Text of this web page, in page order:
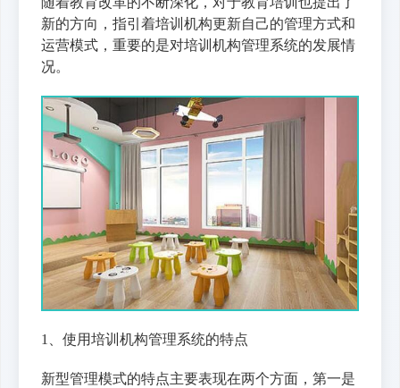
新的方向，指引着培训机构更新自己的管理方式和
运营模式，重要的是对培训机构管理系统的发展情
况。
1、使用培训机构管理系统的特点
新型管理模式的特点主要表现在两个方面，第一是